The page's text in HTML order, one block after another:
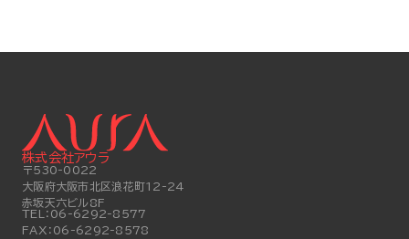
株式会社アウラ
〒530-0022
大阪府大阪市北区浪花町12-24
赤坂天六ビル8F
TEL： 06-6292-8577
FAX： 06-6292-8578